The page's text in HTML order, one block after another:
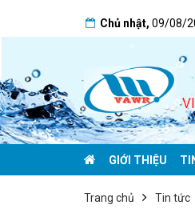
Chủ nhật, 09/08/
GIỚI THIỆU
Trang chủ Tin tức